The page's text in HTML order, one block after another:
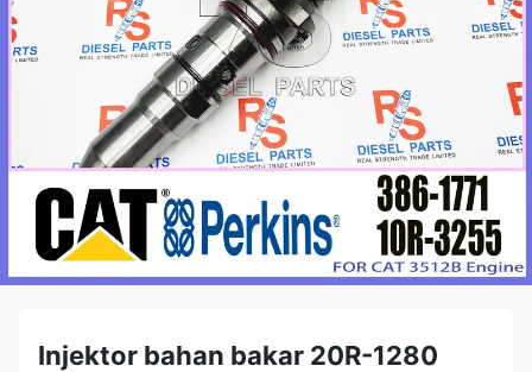
Injektor bahan bakar 20R-1280